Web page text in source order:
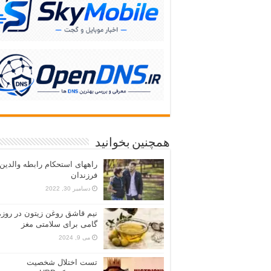
همچنین بخوانید
راههای استحکام رابطه
فرزندان
دسامبر 30, 2022
نیم قاشق روغن زیتون در
گامی برای سلامتی مغز
می 9, 2024
تست اختلال شخصیت